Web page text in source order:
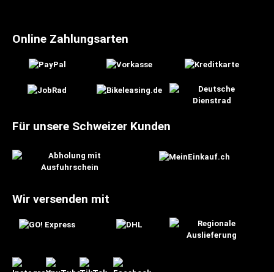
Online Zahlungsarten
Für unsere Schweizer Kunden
Wir versenden mit